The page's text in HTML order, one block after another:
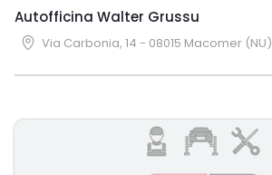
Autofficina Walter Grussu
Via Carbonia, 14 - 08015 Macomer (NU)